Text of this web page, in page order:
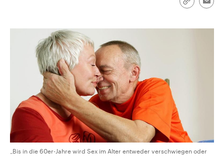
Link
„Bis in die 60er-Jahre wird Sex im Alter entweder verschwiegen oder